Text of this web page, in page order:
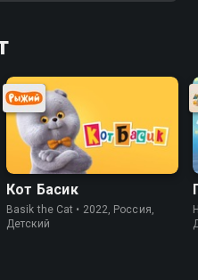
Кот Басик
Basik the Cat • 2022, Россия,
Детский